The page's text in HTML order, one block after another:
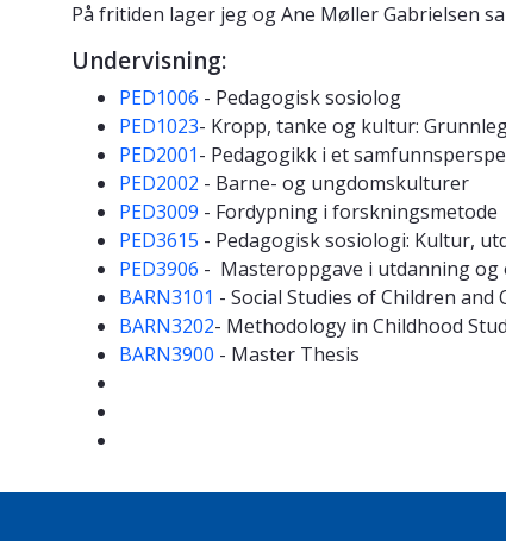
På fritiden lager jeg og Ane Møller Gabrielsen
Undervisning:
PED1006 - Pedagogisk sosiolog
PED1023- Kropp, tanke og kultur:
PED2001- Pedagogikk i et
PED2002 - Barne- og ungdomskulturer
PED3009 - Fordypning i forskningsmetode
PED3615 - Pedagogisk sosiologi: Kultur,
PED3906 - Masteroppgave i utdanning og
BARN3101 - Social Studies of Children and
BARN3202- Methodology in Childhood
BARN3900 - Master Thesis